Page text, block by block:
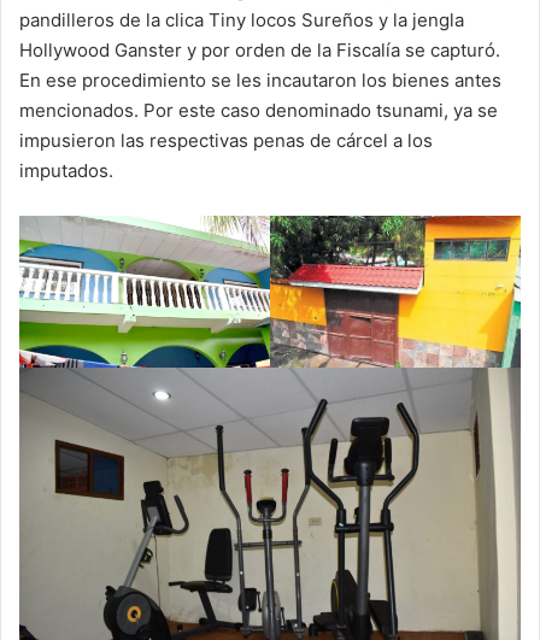
pandilleros de la clica Tiny locos Sureños y la jengla
Hollywood Ganster y por orden de la Fiscalía se capturó.
En ese procedimiento se les incautaron los bienes antes
mencionados. Por este caso denominado tsunami, ya se
impusieron las respectivas penas de cárcel a los
imputados.